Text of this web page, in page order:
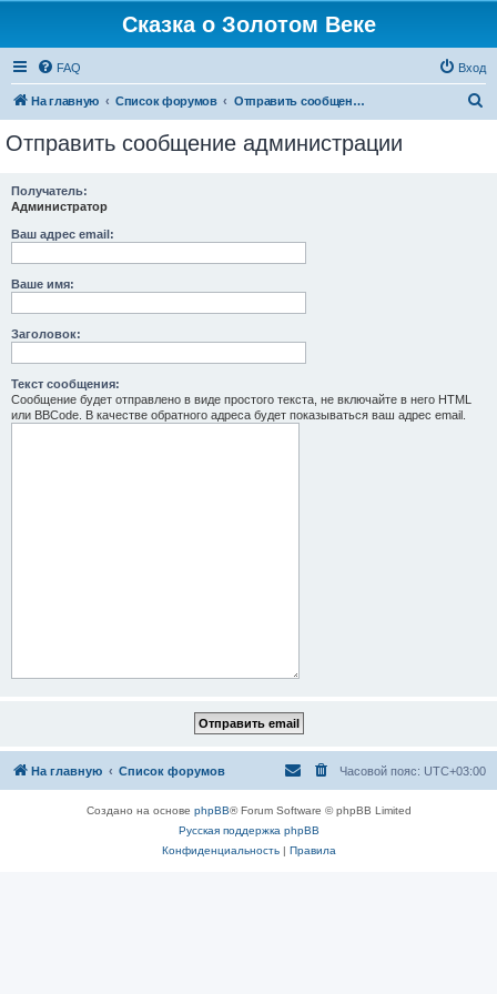
Сказка о Золотом Веке
FAQ Вход
На главную Список форумов Отправить сообщение администрации
Отправить сообщение администрации
Получатель:
Администратор
Ваш адрес email:
Ваше имя:
Заголовок:
Текст сообщения:
Сообщение будет отправлено в виде простого текста, не включайте в него HTML
или BBCode. В качестве обратного адреса будет показываться ваш адрес email.
На главную Список форумов Часовой пояс: UTC+03:00
Создано на основе phpBB® Forum Software © phpBB Limited
Русская поддержка phpBB
Конфиденциальность| Правила